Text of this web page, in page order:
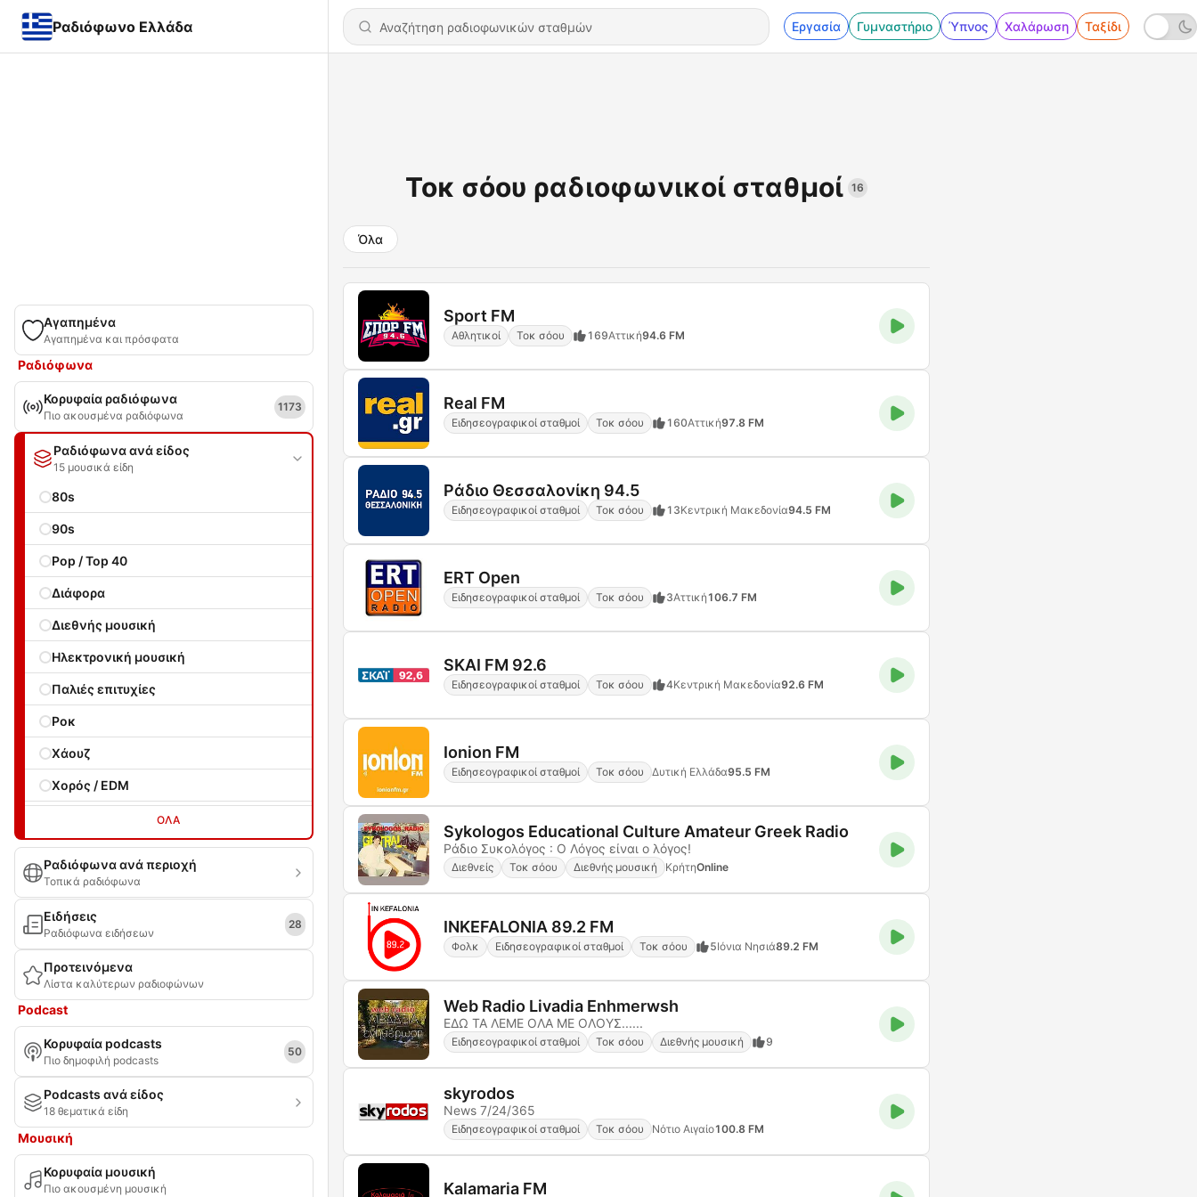
Ραδιόφωνο Ελλάδα Εργασία Γυμναστήριο Ύπνος Χαλάρωση Ταξίδι
Αγαπημένα
Αγαπημένα και πρόσφατα
Ραδιόφωνα
Κορυφαία ραδιόφωνα
Πιο ακουσμένα ραδιόφωνα
1173
Ραδιόφωνα ανά είδος
15 μουσικά είδη
80s
90s
Pop / Top 40
Διάφορα
Διεθνής μουσική
Ηλεκτρονική μουσική
Παλιές επιτυχίες
Ροκ
Χάουζ
Χορός / EDM
ΌΛΑ
Ραδιόφωνα ανά περιοχή
Τοπικά ραδιόφωνα
Ειδήσεις
Ραδιόφωνα ειδήσεων
28
Προτεινόμενα
Λίστα καλύτερων ραδιοφώνων
Podcast
Κορυφαία podcasts
Πιο δημοφιλή podcasts
50
Podcasts ανά είδος
18 θεματικά είδη
Μουσική
Κορυφαία μουσική
Πιο ακουσμένη μουσική
Τοκ σόου ραδιοφωνικοί σταθμοί 16
Όλα
Sport FM
Αθλητικοί Τοκ σόου 169Αττική94.6 FM
Real FM
Ειδησεογραφικοί σταθμοί Τοκ σόου 160Αττική97.8 FM
Ράδιο Θεσσαλονίκη 94.5
Ειδησεογραφικοί σταθμοί Τοκ σόου 13Κεντρική Μακεδονία94.5 FM
ERT Open
Ειδησεογραφικοί σταθμοί Τοκ σόου 3Αττική106.7 FM
SKAI FM 92.6
Ειδησεογραφικοί σταθμοί Τοκ σόου 4Κεντρική Μακεδονία92.6 FM
Ionion FM
Ειδησεογραφικοί σταθμοί Τοκ σόου Δυτική Ελλάδα95.5 FM
Sykologos Educational Culture Amateur Greek Radio
Ράδιο Συκολόγος : Ο Λόγος είναι ο λόγος!
Διεθνείς Τοκ σόου Διεθνής μουσική ΚρήτηOnline
INKEFALONIA 89.2 FM
Φολκ Ειδησεογραφικοί σταθμοί Τοκ σόου 5Ιόνια Νησιά89.2 FM
Web Radio Livadia Enhmerwsh
ΕΔΩ ΤΑ ΛΕΜΕ ΟΛΑ ΜΕ ΟΛΟΥΣ......
Ειδησεογραφικοί σταθμοί Τοκ σόου Διεθνής μουσική 9
skyrodos
News 7/24/365
Ειδησεογραφικοί σταθμοί Τοκ σόου Νότιο Αιγαίο100.8 FM
Kalamaria FM